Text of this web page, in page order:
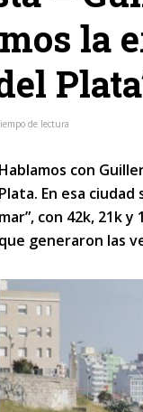
la
de lectura
Hablamos con
Plata. En esa
mar”, con 42k, 21k
que generaron las